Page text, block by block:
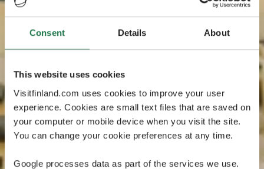
Consent Details About
This website uses cookies
Visitfinland.com uses cookies to improve your user
experience. Cookies are small text files that are saved on
your computer or mobile device when you visit the site.
You can change your cookie preferences at any time.
Google processes data as part of the services we use.